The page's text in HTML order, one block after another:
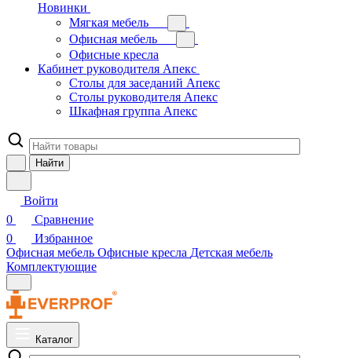
Новинки
Мягкая мебель
Офисная мебель
Офисные кресла
Кабинет руководителя Апекс
Столы для заседаний Апекс
Столы руководителя Апекс
Шкафная группа Апекс
Найти
Войти
0
Сравнение
0
Избранное
Офисная мебель Офисные кресла Детская мебель
Комплектующие
Каталог